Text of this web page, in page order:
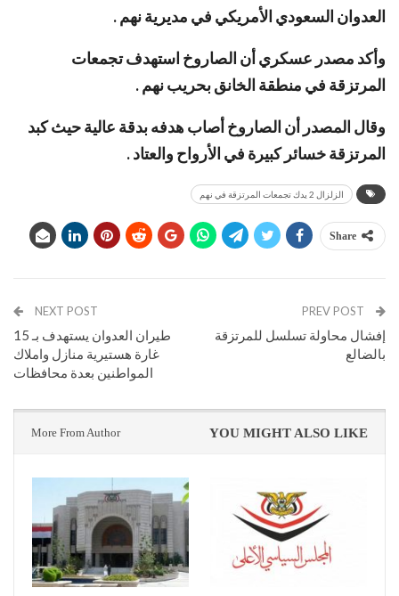
العدوان السعودي الأمريكي في مديرية نهم .
وأكد مصدر عسكري أن الصاروخ استهدف تجمعات
المرتزقة في منطقة الخانق بحريب نهم .
وقال المصدر أن الصاروخ أصاب هدفه بدقة عالية حيث كبد
المرتزقة خسائر كبيرة في الأرواح والعتاد .
الزلزال 2 يدك تجمعات المرتزقة في نهم
Share
إفشال محاولة تسلسل للمرتزقة
بالضالع
NEXT POST
طيران العدوان يستهدف بـ 15
غارة هستيرية منازل واملاك
المواطنين بعدة محافظات
YOU MIGHT ALSO LIKE
More From Author